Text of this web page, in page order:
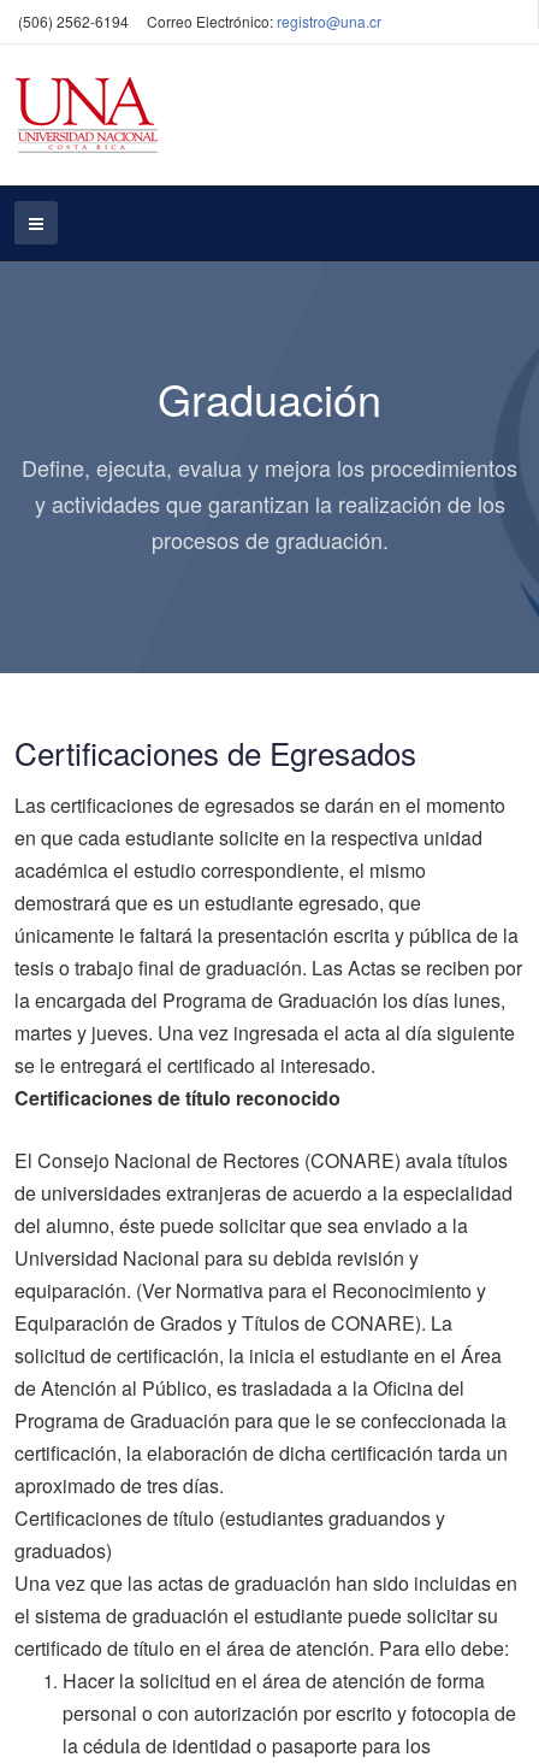
(506) 2562-6194 Correo Electrónico:registro@una.cr
Graduación
Define, ejecuta, evalua y mejora los procedimientos
y actividades que garantizan la realización de los
procesos de graduación.
Certificaciones de Egresados
Las certificaciones de egresados se darán en el momento
en que cada estudiante solicite en la respectiva unidad
académica el estudio correspondiente, el mismo
demostrará que es un estudiante egresado, que
únicamente le faltará la presentación escrita y pública de la
tesis o trabajo final de graduación. Las Actas se reciben por
la encargada del Programa de Graduación los días lunes,
martes y jueves. Una vez ingresada el acta al día siguiente
se le entregará el certificado al interesado.
Certificaciones de título reconocido
El Consejo Nacional de Rectores (CONARE) avala títulos
de universidades extranjeras de acuerdo a la especialidad
del alumno, éste puede solicitar que sea enviado a la
Universidad Nacional para su debida revisión y
equiparación. (Ver Normativa para el Reconocimiento y
Equiparación de Grados y Títulos de CONARE). La
solicitud de certificación, la inicia el estudiante en el Área
de Atención al Público, es trasladada a la Oficina del
Programa de Graduación para que le se confeccionada la
certificación, la elaboración de dicha certificación tarda un
aproximado de tres días.
Certificaciones de título (estudiantes graduandos y
graduados)
Una vez que las actas de graduación han sido incluidas en
el sistema de graduación el estudiante puede solicitar su
certificado de título en el área de atención. Para ello debe:
Hacer la solicitud en el área de atención de forma
personal o con autorización por escrito y fotocopia de
la cédula de identidad o pasaporte para los